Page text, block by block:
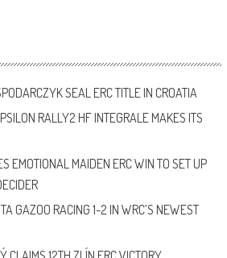
SEAL ERC TITLE IN CROATIA
RALLY2 HF INTEGRALE MAKES ITS
EMOTIONAL MAIDEN ERC WIN TO SET UP
GAZOO RACING 1-2 IN WRC’S NEWEST